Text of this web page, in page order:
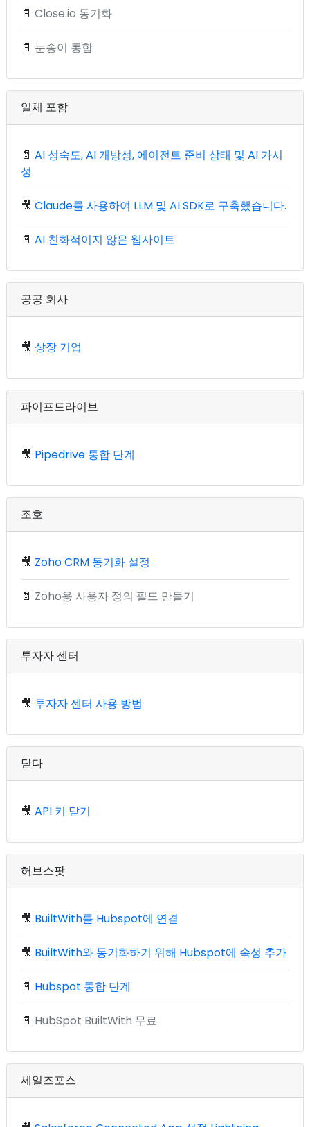
📄 Close.io 동기화
📄 눈송이 통합
일체 포함
📄 AI 성숙도, AI 개방성, 에이전트 준비 상태 및 AI 가시
성
🎥 Claude를 사용하여 LLM 및 AI SDK로 구축했습니다.
📄 AI 친화적이지 않은 웹사이트
공공 회사
🎥 상장 기업
파이프드라이브
🎥 Pipedrive 통합 단계
조호
🎥 Zoho CRM 동기화 설정
📄 Zoho용 사용자 정의 필드 만들기
투자자 센터
🎥 투자자 센터 사용 방법
닫다
🎥 API 키 닫기
허브스팟
🎥 BuiltWith를 Hubspot에 연결
🎥 BuiltWith와 동기화하기 위해 Hubspot에 속성 추가
📄 Hubspot 통합 단계
📄 HubSpot BuiltWith 무료
세일즈포스